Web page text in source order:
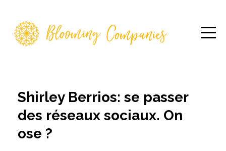
Shirley Berrios: se passer
des réseaux sociaux. On
ose ?